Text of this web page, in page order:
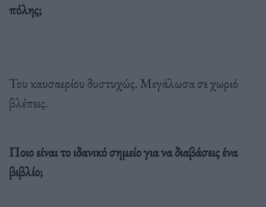
πόλης;
Του καυσαερίου δυστυχώς. Μεγάλωσα σε χωριό
βλέπεις.
Ποιο είναι το ιδανικό σημείο για να διαβάσεις ένα
βιβλίο;